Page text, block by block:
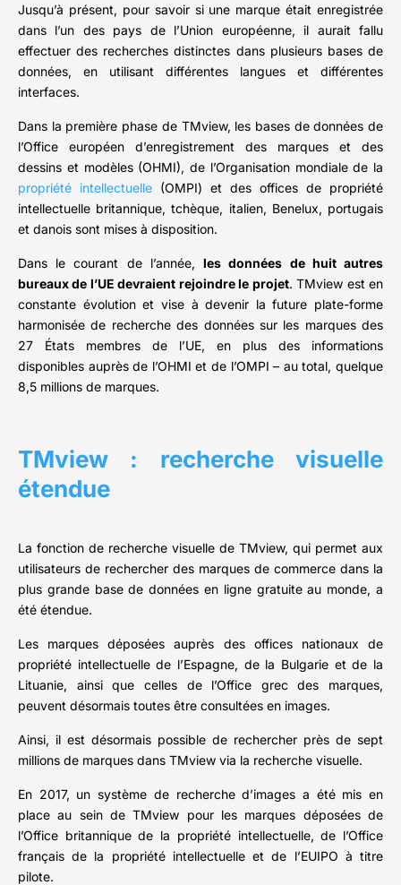
Jusqu’à présent, pour savoir si une marque était enregistrée
dans l’un des pays de l’Union européenne, il aurait fallu
effectuer des recherches distinctes dans plusieurs bases de
données, en utilisant différentes langues et différentes
interfaces.
Dans la première phase de TMview, les bases de données de
l’Office européen d’enregistrement des marques et des
dessins et modèles (OHMI), de l’Organisation mondiale de la
propriété intellectuelle (OMPI) et des offices de propriété
intellectuelle britannique, tchèque, italien, Benelux, portugais
et danois sont mises à disposition.
Dans le courant de l’année,les données de huit autres
bureaux de l’UE devraient rejoindre le projet. TMview est en
constante évolution et vise à devenir la future plate-forme
harmonisée de recherche des données sur les marques des
27 États membres de l’UE, en plus des informations
disponibles auprès de l’OHMI et de l’OMPI – au total, quelque
8,5 millions de marques.
TMview : recherche visuelle
étendue
La fonction de recherche visuelle de TMview, qui permet aux
utilisateurs de rechercher des marques de commerce dans la
plus grande base de données en ligne gratuite au monde, a
été étendue.
Les marques déposées auprès des offices nationaux de
propriété intellectuelle de l’Espagne, de la Bulgarie et de la
Lituanie, ainsi que celles de l’Office grec des marques,
peuvent désormais toutes être consultées en images.
Ainsi, il est désormais possible de rechercher près de sept
millions de marques dans TMview via la recherche visuelle.
En 2017, un système de recherche d’images a été mis en
place au sein de TMview pour les marques déposées de
l’Office britannique de la propriété intellectuelle, de l’Office
français de la propriété intellectuelle et de l’EUIPO à titre
pilote.